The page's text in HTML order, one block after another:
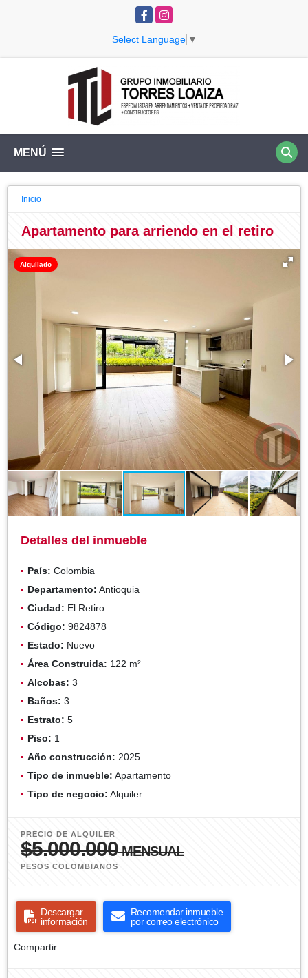
FacebookInstagram
Select Language ▼
MENÚ
Inicio
Apartamento para arriendo en el retiro
Alquilado
Detalles del inmueble
País: Colombia
Departamento: Antioquia
Ciudad: El Retiro
Código: 9824878
Estado: Nuevo
Área Construida: 122 m²
Alcobas: 3
Baños: 3
Estrato: 5
Piso: 1
Año construcción: 2025
Tipo de inmueble: Apartamento
Tipo de negocio: Alquiler
PRECIO DE ALQUILER
$5.000.000MENSUAL
PESOS COLOMBIANOS
Descargar
información
Recomendar inmueble
por correo electrónico
Compartir